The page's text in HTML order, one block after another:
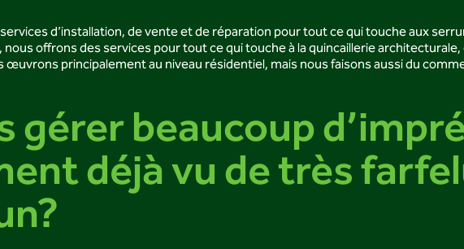
d’installation, de vente et de réparation pour tout ce qui touche aux
offrons des services pour tout ce qui touche à la quincaillerie
principalement au niveau résidentiel, mais nous faisons aussi du
gérer beaucoup
déjà vu de très